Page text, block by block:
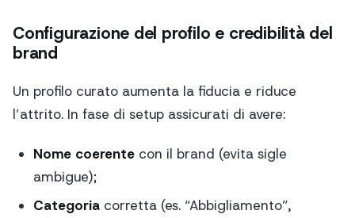
Configurazione del profilo e credibilità del
brand
Un profilo curato aumenta la fiducia e riduce
l’attrito. In fase di setup assicurati di avere:
Nome coerentecon il brand (evita sigle
ambigue);
Categoriacorretta (es. “Abbigliamento”,